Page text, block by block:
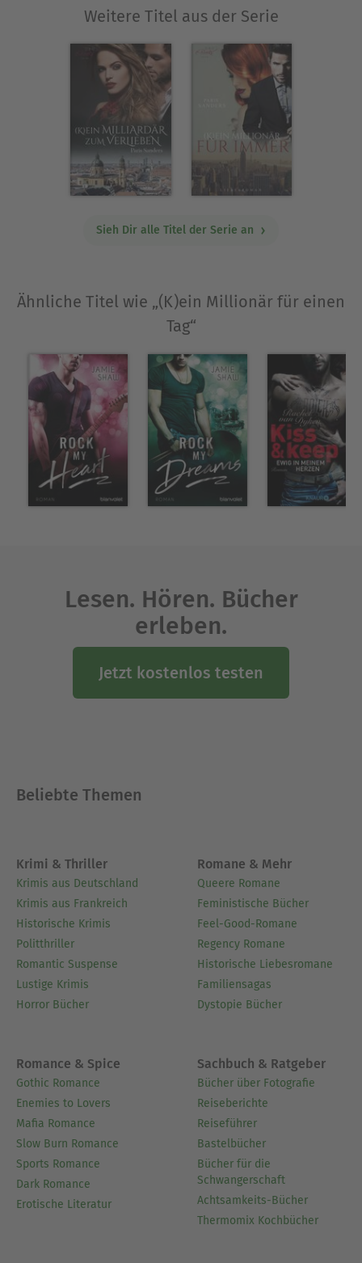
Weitere Titel aus der Serie
Sieh Dir alle Titel der Serie an
Ähnliche Titel wie „(K)ein Millionär für einen
Tag“
Lesen. Hören. Bücher
erleben.
Jetzt kostenlos testen
Beliebte Themen
Krimi & Thriller
Krimis aus Deutschland
Krimis aus Frankreich
Historische Krimis
Politthriller
Romantic Suspense
Lustige Krimis
Horror Bücher
Romane & Mehr
Queere Romane
Feministische Bücher
Feel-Good-Romane
Regency Romane
Historische Liebesromane
Familiensagas
Dystopie Bücher
Romance & Spice
Gothic Romance
Enemies to Lovers
Mafia Romance
Slow Burn Romance
Sports Romance
Dark Romance
Erotische Literatur
Sachbuch & Ratgeber
Bücher über Fotografie
Reiseberichte
Reiseführer
Bastelbücher
Bücher für die
Schwangerschaft
Achtsamkeits-Bücher
Thermomix Kochbücher